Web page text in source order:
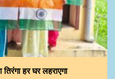
तिरंगा हर घर लहराएगा